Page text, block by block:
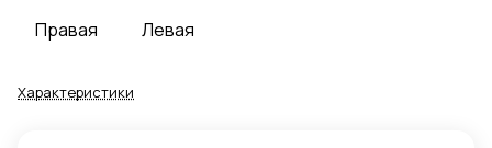
Правая Левая
Характеристики